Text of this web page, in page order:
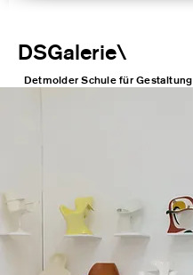
\
DSGalerie
Detmolder Schule für Gestaltung